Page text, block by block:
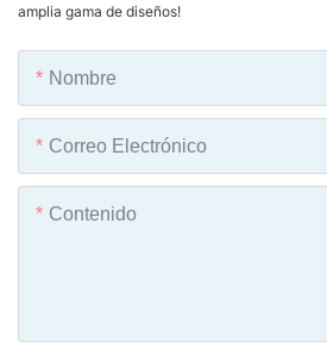
amplia gama de diseños!
Nombre
Correo Electrónico
Contenido